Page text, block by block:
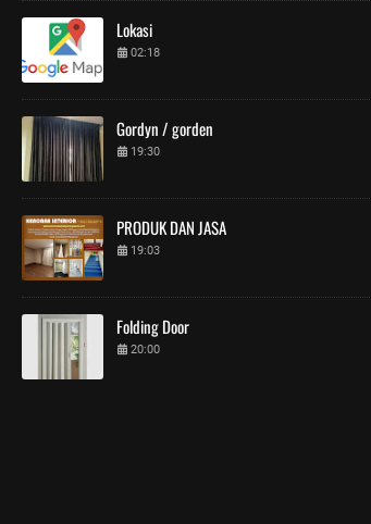
Lokasi
02:18
Gordyn / gorden
19:30
PRODUK DAN JASA
19:03
Folding Door
20:00